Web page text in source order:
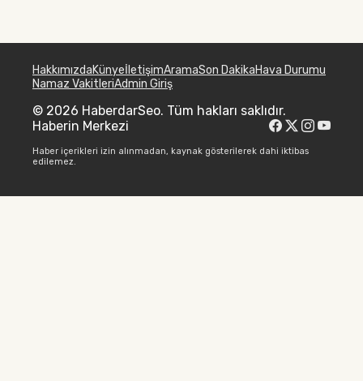
HakkımızdaKünyeİletişimAramaSon DakikaHava Durumu
Namaz VakitleriAdmin Giriş
© 2026 HaberdarSeo. Tüm hakları saklıdır.
Haberin Merkezi
Haber içerikleri izin alınmadan, kaynak gösterilerek dahi iktibas
edilemez.